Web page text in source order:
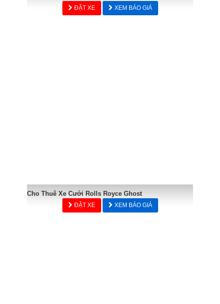
ĐẶT XE XEM BÁO GIÁ
Cho Thuê Xe Cưới Rolls Royce Ghost
ĐẶT XE XEM BÁO GIÁ